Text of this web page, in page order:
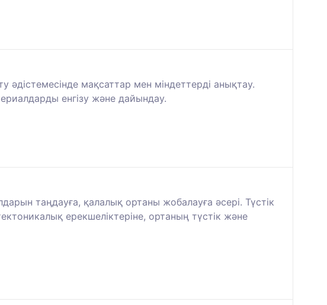
әдістемесінде мақсаттар мен міндеттерді анықтау.
енгізу және дайындау.
таңдауға, қалалық ортаны жобалауға әсері. Түстік
ерекшеліктеріне, ортаның түстік және